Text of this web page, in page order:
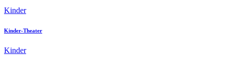
Kinder
Kinder-Theater
Kinder